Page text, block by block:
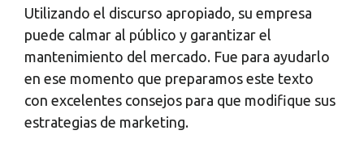
Utilizando el discurso apropiado, su empresa
puede calmar al público y garantizar el
mantenimiento del mercado. Fue para ayudarlo
en ese momento que preparamos este texto
con excelentes consejos para que modifique sus
estrategias de marketing.